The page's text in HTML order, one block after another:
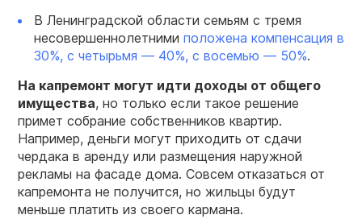
В Ленинградской области семьям с тремя
несовершеннолетними положена компенсация в
30%, с четырьмя — 40%, с восемью — 50%.
На капремонт могут идти доходы от общего
имущества, но только если такое решение
примет собрание собственников квартир.
Например, деньги могут приходить от сдачи
чердака в аренду или размещения наружной
рекламы на фасаде дома. Совсем отказаться от
капремонта не получится, но жильцы будут
меньше платить из своего кармана.